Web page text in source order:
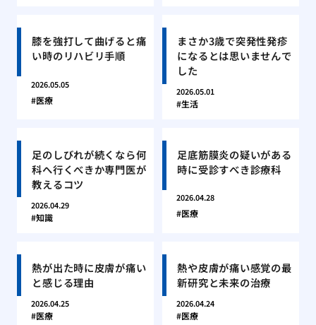
膝を強打して曲げると痛
い時のリハビリ手順
2026.05.05
医療
まさか3歳で突発性発疹
になるとは思いませんで
した
2026.05.01
生活
足のしびれが続くなら何
科へ行くべきか専門医が
教えるコツ
2026.04.29
知識
足底筋膜炎の疑いがある
時に受診すべき診療科
2026.04.28
医療
熱が出た時に皮膚が痛い
と感じる理由
2026.04.25
医療
熱や皮膚が痛い感覚の最
新研究と未来の治療
2026.04.24
医療